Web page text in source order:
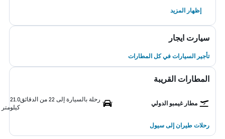
إظهار المزيد
سيارت ايجار
تأجير السيارات في كل المطارات
المطارات القريبة
مطار غيمبو الدولي
رحلة بالسيارة إلى 22 من الدقائق
21.0
كيلومتر
رحلات طيران إلى سيول